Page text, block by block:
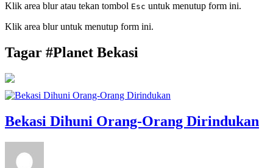
Klik area blur atau tekan tombol Esc untuk menutup form ini.
Klik area blur untuk menutup form ini.
Tagar #Planet Bekasi
Bekasi Dihuni Orang-Orang Dirindukan